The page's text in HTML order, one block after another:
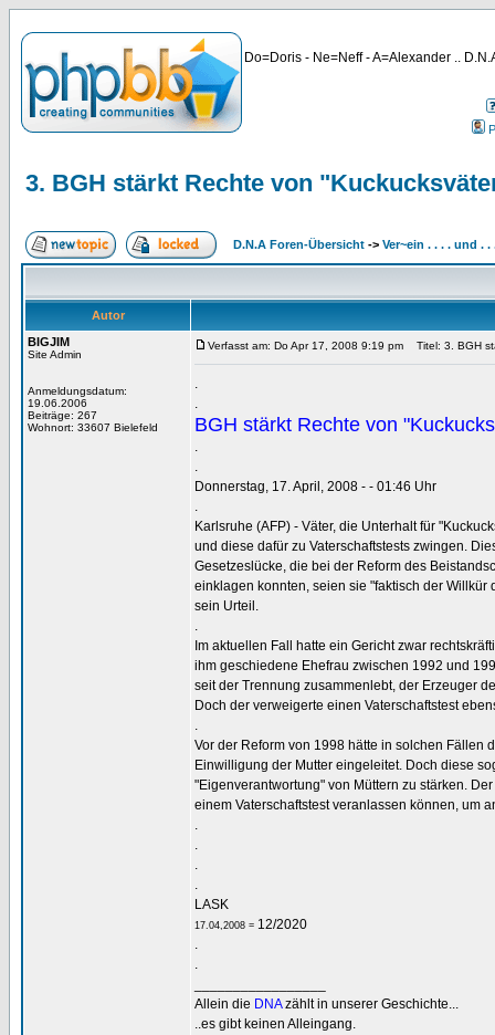
Do=Doris - Ne=Neff - A=Alexander ..
3. BGH stärkt Rechte von
D.N.A Foren-Übersicht -> Ver~ein . . . . und . .
Autor
BIGJIM
Site Admin
Anmeldungsdatum:
19.06.2006
Beiträge: 267
Wohnort: 33607 Bielefeld
Verfasst am: Do Apr 17, 2008 9:19 pm Titel: 3. BGH
.
.
BGH stärkt Rechte von
.
.
Donnerstag, 17. April, 2008 - - 01:46 Uhr
.
Karlsruhe (AFP) - Väter, die Unterhalt für
und diese dafür zu Vaterschaftstests zwingen.
Gesetzeslücke, die bei der Reform des
einklagen konnten, seien sie "faktisch der
sein Urteil.
.
Im aktuellen Fall hatte ein Gericht zwar
ihm geschiedene Ehefrau zwischen 1992 und
seit der Trennung zusammenlebt, der Erzeuger
Doch der verweigerte einen Vaterschaftstest
.
Vor der Reform von 1998 hätte in solchen Fällen
Einwilligung der Mutter eingeleitet. Doch diese
"Eigenverantwortung" von Müttern zu stärken.
einem Vaterschaftstest veranlassen können, um
.
.
.
.
LASK
17.04,2008 = 12/2020
.
.
Allein die DNAzählt in unserer Geschichte...
..es gibt keinen Alleingang.